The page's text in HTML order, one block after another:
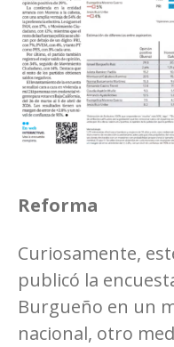
Reforma
Curiosamente,
publicó la
Burgueño en un
nacional, otro